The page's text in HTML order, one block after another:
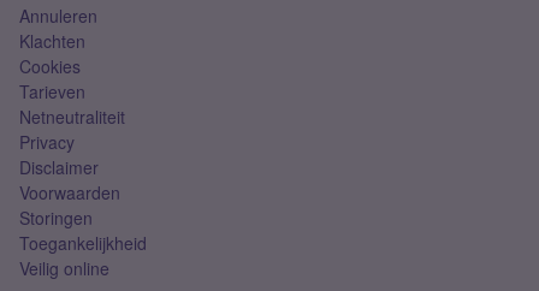
Annuleren
Klachten
Cookies
Tarieven
Netneutraliteit
Privacy
Disclaimer
Voorwaarden
Storingen
Toegankelijkheid
Veilig online